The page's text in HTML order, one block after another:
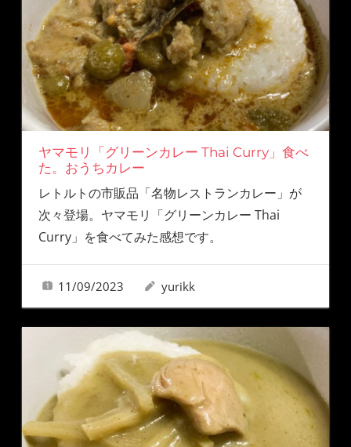
ヤマモリ「グリーンカレー Thai Curry」食べ
た。おうちカレー
レトルトの市販品「名物レストランカレー」が
次々登場。ヤマモリ「グリーンカレー Thai
Curry」を食べてみた感想です。
11/09/2023 yurikk